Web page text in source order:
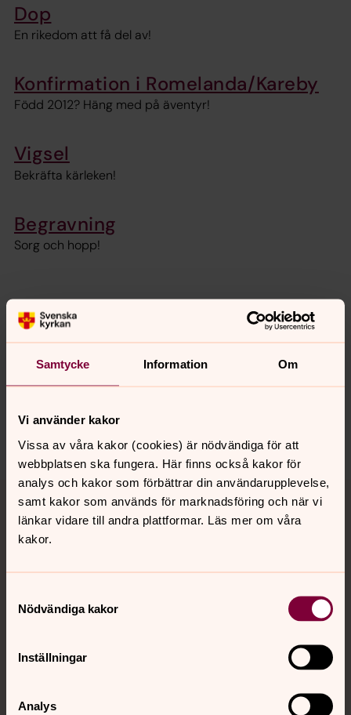
Samtycke Information Om
Vi använder kakor
Vissa av våra kakor (cookies) är nödvändiga för att
webbplatsen ska fungera. Här finns också kakor för
analys och kakor som förbättrar din användarupplevelse,
samt kakor som används för marknadsföring och när vi
länkar vidare till andra plattformar. Läs mer om våra
kakor.
Nödvändiga kakor
Inställningar
Analys
Dop
En rikedom att få del av!
Konfirmation i Romelanda/Kareby
Född 2012? Häng med på äventyr!
Vigsel
Bekräfta kärleken!
Begravning
Sorg och hopp!
Senast ändrad 9 juni 2021
Synpunkter eller frågor på sidans
innehåll?
romelanda.pastorat@svenskakyrkan.se
Tillbaka till toppen
Tillbaka till innehållet